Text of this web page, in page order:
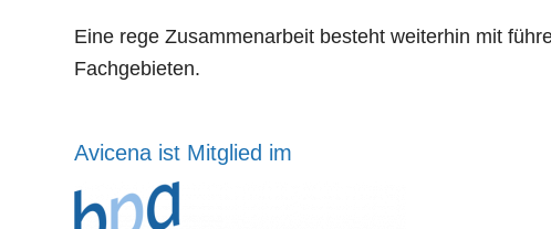
Eine rege Zusammenarbeit besteht weiterhin mit
Fachgebieten.
Avicena ist Mitglied im